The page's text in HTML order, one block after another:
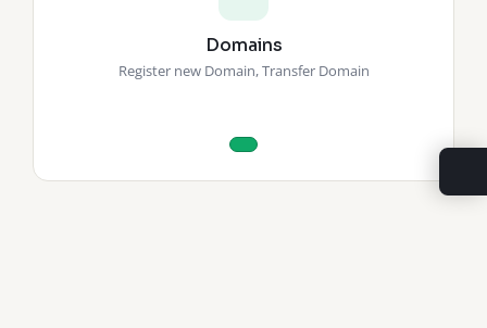
Domains
Register new Domain, Transfer Domain